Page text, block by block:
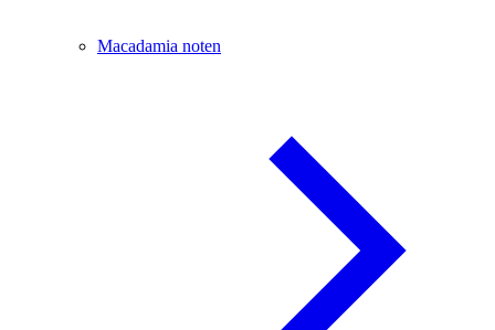
Macadamia noten